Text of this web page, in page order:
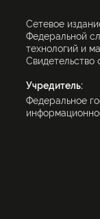
Сетевое
Федеральной
технологий и
Учредитель:
Федеральное